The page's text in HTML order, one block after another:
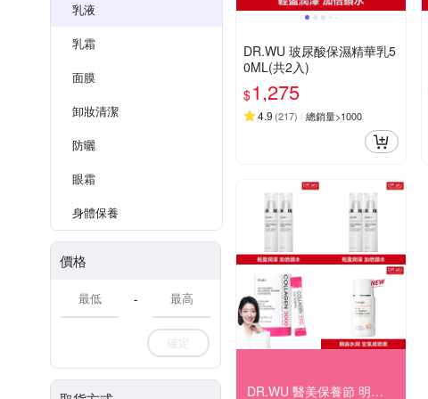
乳液
乳霜
面膜
卸妝清潔
防曬
眼霜
身體保養
價格
-
確定
DR.WU 玻尿酸保濕精華乳5
0ML(共2入)
$1,275
4.9 (217) 總銷量>1000
DR.WU 醫美保養節 明星商品5折up